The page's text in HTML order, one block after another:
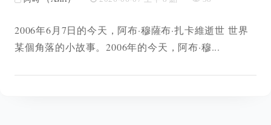
2006年6月7日的今天，阿布·穆薩布·扎卡維逝世 世界
某個角落的小故事。2006年的今天，阿布·穆...